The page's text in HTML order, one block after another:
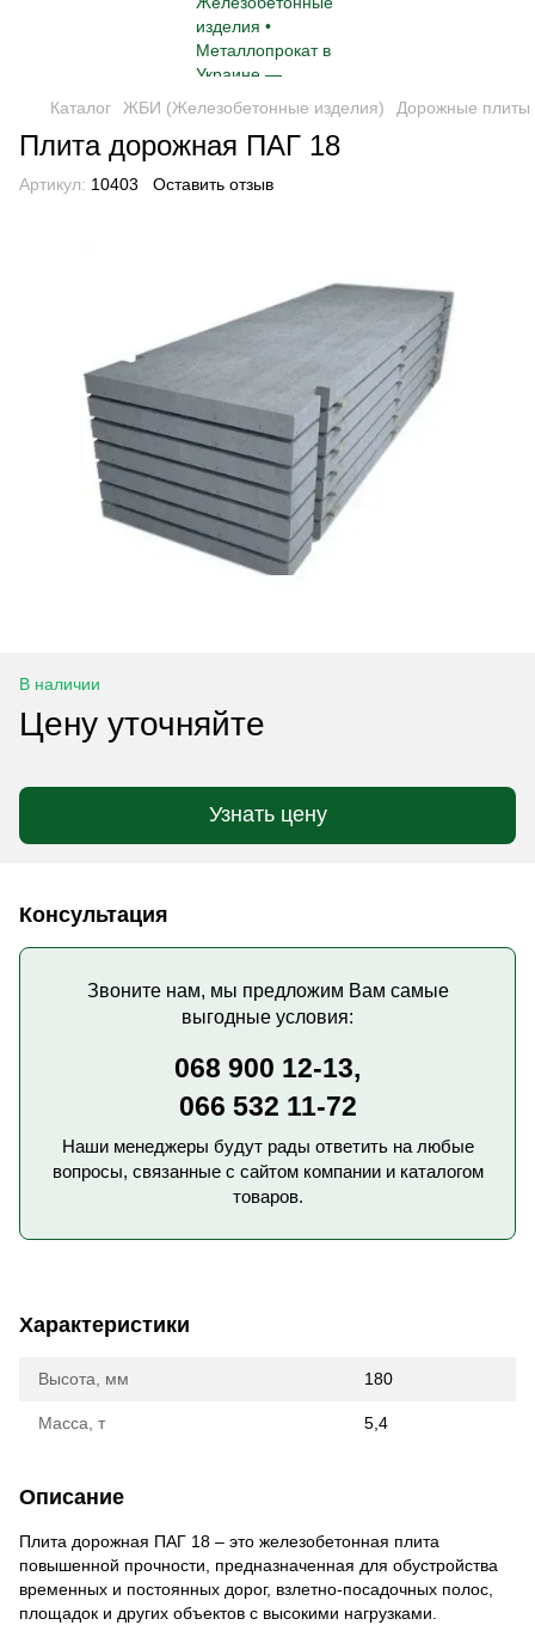
Каталог ЖБИ (Железобетонные изделия) Дорожные плиты
Плита дорожная ПАГ 18
Артикул: 10403 Оставить отзыв
В наличии
Цену уточняйте
Узнать цену
Консультация
Звоните нам, мы предложим Вам самые
выгодные условия:
068 900 12-13,
066 532 11-72
Наши менеджеры будут рады ответить на любые
вопросы, связанные с сайтом компании и каталогом
товаров.
Характеристики
Высота, мм 180
Масса, т 5,4
Описание
Плита дорожная ПАГ 18 – это железобетонная плита
повышенной прочности, предназначенная для обустройства
временных и постоянных дорог, взлетно-посадочных полос,
площадок и других объектов с высокими нагрузками.